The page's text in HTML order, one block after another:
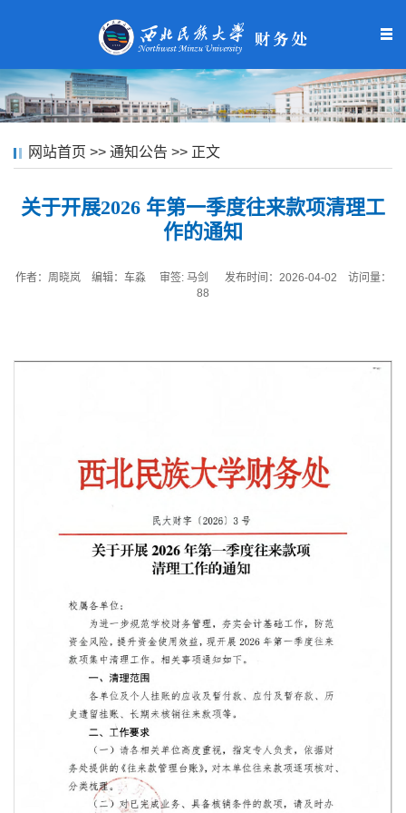
网站首页 >> 通知公告 >> 正文
关于开展2026 年第一季度往来款项清理工
作的通知
作者：周晓岚 编辑：车淼
审签: 马剑 发布时间：2026-04-02 访问量：
88